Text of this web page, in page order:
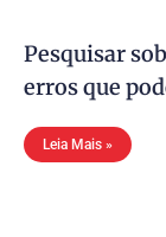
Pesquisar
erros que
Leia Mais »